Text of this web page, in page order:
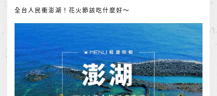
全台人民衝澎湖！花火節該吃什麼好～